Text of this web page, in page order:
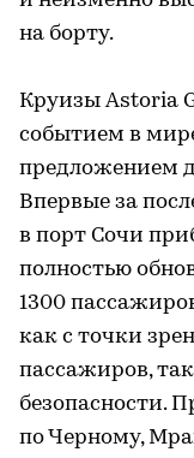
на борту.
Круизы Astoria
событием в
предложением
Впервые за
в порт Сочи
полностью
1300
как с точки
пассажиров,
безопасности.
по Черному,